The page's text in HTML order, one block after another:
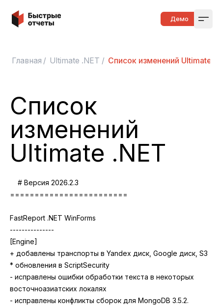
Быстрые отчеты Демо
Главная / Ultimate .NET / Список изменений Ultimate
Список
изменений
Ultimate .NET